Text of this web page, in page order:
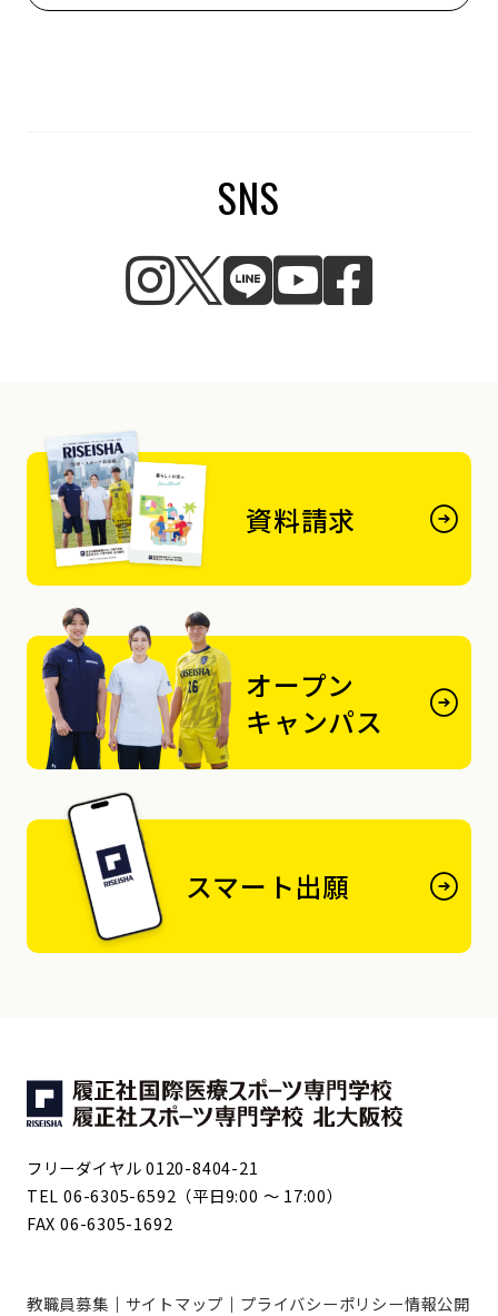
SNS
資料請求
オープン
キャンパス
スマート出願
フリーダイヤル 0120-8404-21
TEL 06-6305-6592（平日9:00 ～ 17:00）
FAX 06-6305-1692
教職員募集 サイトマップ プライバシーポリシー情報公開